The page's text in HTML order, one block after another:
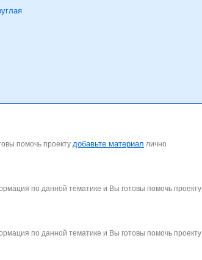
помочь проекту добавьте материал лично
по данной тематике и Вы готовы помочь проекту
по данной тематике и Вы готовы помочь проекту